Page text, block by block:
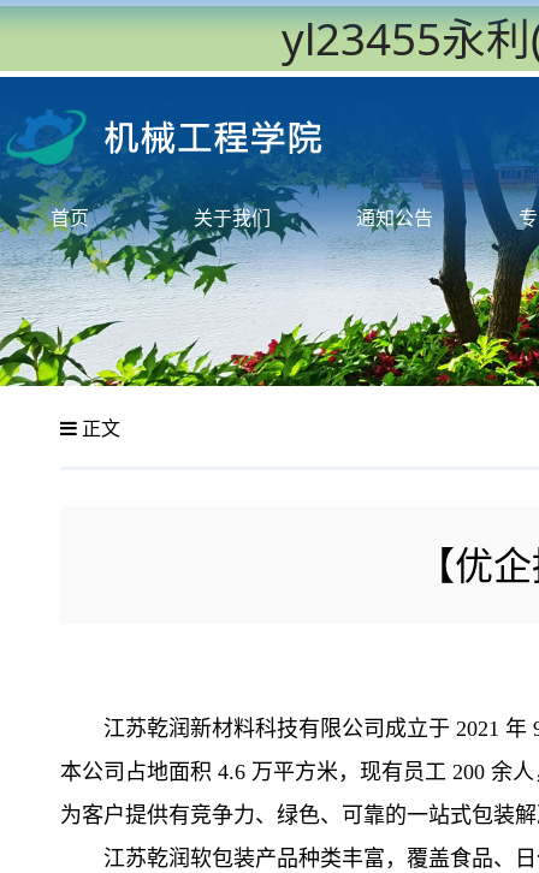
yl23455永
首页 关于我们 通知公告
正文
【优
江苏乾润新材料科技有限公司成立于 2021
本公司占地面积 4.6 万平方米，现有员工 200 余
为客户提供有竞争力、绿色、可靠的一站式包装
江苏乾润软包装产品种类丰富，覆盖食品、